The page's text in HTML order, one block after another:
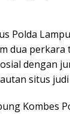
Polda
dua perkara
dengan
situs judi
Kombes